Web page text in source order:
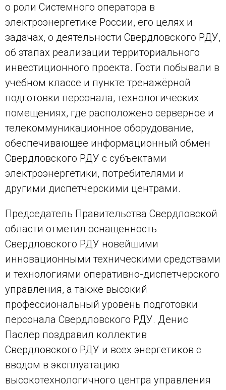
о роли Системного оператора в
электроэнергетике России, его целях и
задачах, о деятельности Свердловского РДУ,
об этапах реализации территориального
инвестиционного проекта. Гости побывали в
учебном классе и пункте тренажёрной
подготовки персонала, технологических
помещениях, где расположено серверное и
телекоммуникационное оборудование,
обеспечивающее информационный обмен
Свердловского РДУ с субъектами
электроэнергетики, потребителями и
другими диспетчерскими центрами.
Председатель Правительства Свердловской
области отметил оснащенность
Свердловского РДУ новейшими
инновационными техническими средствами
и технологиями оперативно-диспетчерского
управления, а также высокий
профессиональный уровень подготовки
персонала Свердловского РДУ. Денис
Паслер поздравил коллектив
Свердловского РДУ и всех энергетиков с
вводом в эксплуатацию
высокотехнологичного центра управления